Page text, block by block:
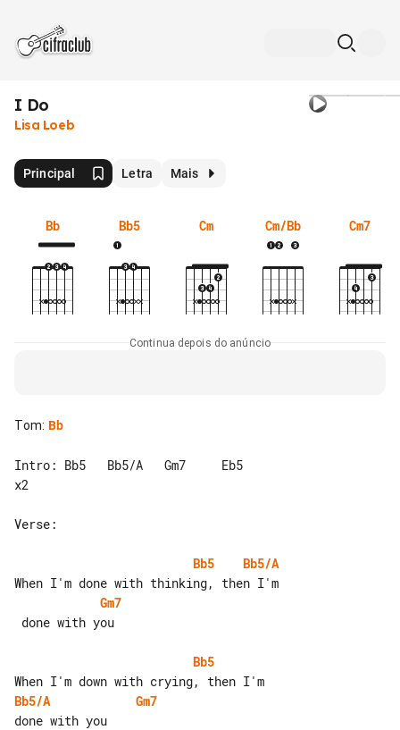
I Do
Lisa Loeb
Principal Letra Mais
Bb Bb5 Cm Cm/Bb Cm7
Continua depois do anúncio
Tom: Bb
Intro: Bb5   Bb5/A   Gm7     Eb5
x2
Verse:
Bb5
Bb5/A
Gm7
Bb5
Bb5/A
Gm7
done with you